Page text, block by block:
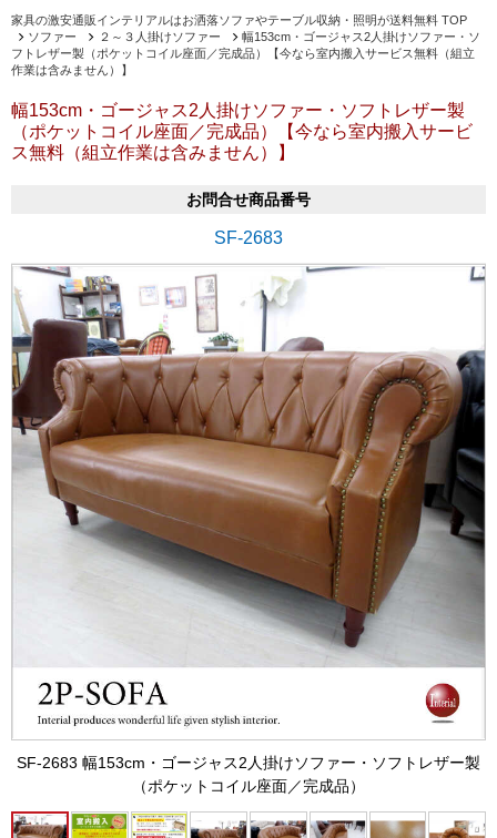
家具の激安通販インテリアルはお洒落ソファやテーブル収納・照明が送料無料 TOP
ソファー
２～３人掛けソファー
幅153cm・ゴージャス2人掛けソファー・ソ
フトレザー製（ポケットコイル座面／完成品）【今なら室内搬入サービス無料（組立
作業は含みません）】
幅153cm・ゴージャス2人掛けソファー・ソフトレザー製
（ポケットコイル座面／完成品）【今なら室内搬入サービ
ス無料（組立作業は含みません）】
お問合せ商品番号
SF-2683
SF-2683 幅153cm・ゴージャス2人掛けソファー・ソフトレザー製
（ポケットコイル座面／完成品）